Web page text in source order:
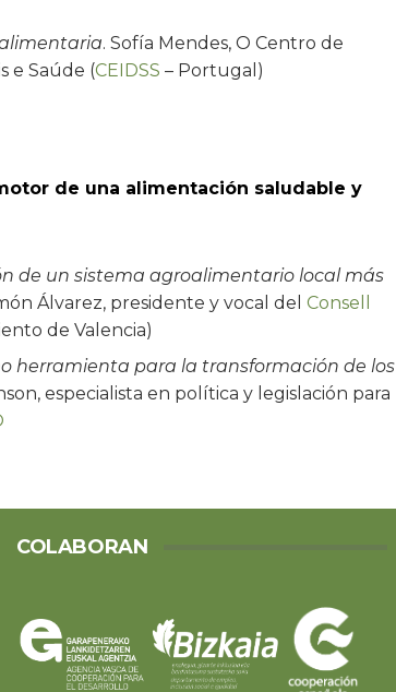
. Sofía Mendes, O Centro de
e Saúde (CEIDSS – Portugal)
de una alimentación saludable y
de un sistema agroalimentario local más
Álvarez, presidente y vocal del Consell
de Valencia)
herramienta para la transformación de los
especialista en política y legislación para
COLABORAN